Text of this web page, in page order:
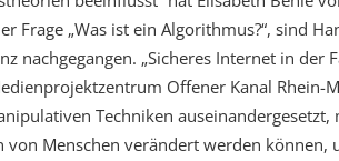
Frage „Was ist ein Algorithmus?“, sind
nachgegangen. „Sicheres Internet in der
Offener Kanal Rhein-
Techniken auseinandergesetzt,
von Menschen verändert werden können,